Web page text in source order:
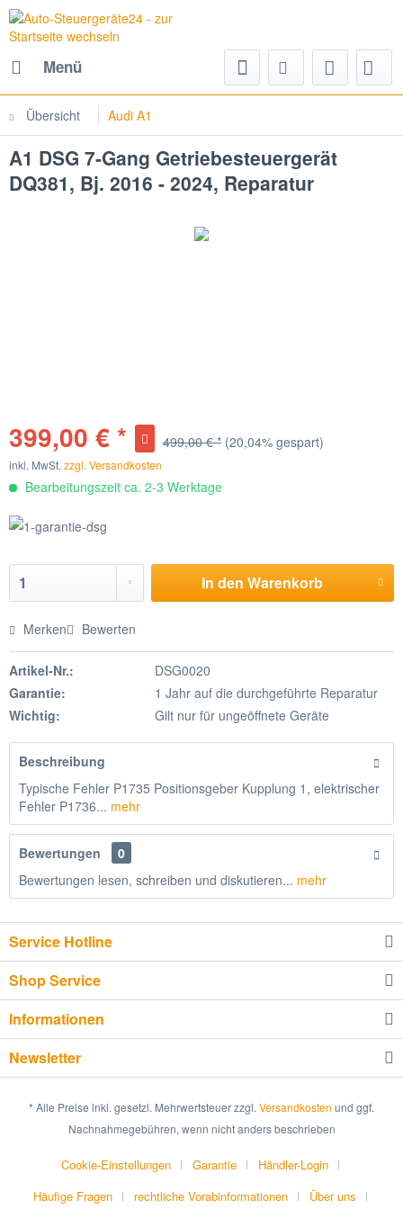
Menü
Übersicht Audi A1
A1 DSG 7-Gang Getriebesteuergerät
DQ381, Bj. 2016 - 2024, Reparatur
399,00 € * 499,00 € * (20,04% gespart)
inkl. MwSt. zzgl. Versandkosten
Bearbeitungszeit ca. 2-3 Werktage
In den Warenkorb
Merken Bewerten
Artikel-Nr.:
DSG0020
Garantie:
1 Jahr auf die durchgeführte Reparatur
Wichtig:
Gilt nur für ungeöffnete Geräte
Beschreibung
Typische Fehler P1735 Positionsgeber Kupplung 1, elektrischer
Fehler P1736... mehr
Bewertungen
0
Bewertungen lesen, schreiben und diskutieren... mehr
Service Hotline
Shop Service
Informationen
Newsletter
* Alle Preise inkl. gesetzl. Mehrwertsteuer zzgl. Versandkosten und ggf.
Nachnahmegebühren, wenn nicht anders beschrieben
Cookie-Einstellungen Garantie
Händler-Login
Häufige Fragen
rechtliche Vorabinformationen Über uns